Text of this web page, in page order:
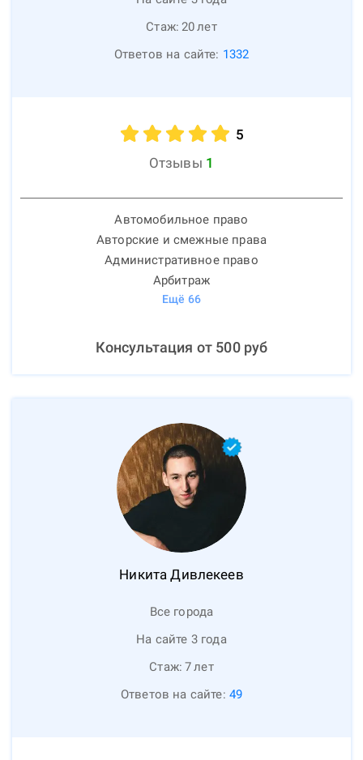
Стаж: 20лет
Ответов на сайте: 1332
5
Отзывы 1
Автомобильное право
Авторские и смежные права
Административное право
Арбитраж
Ещё 66
Консультация от 500руб
Никита Дивлекеев
Все города
На сайте 3 года
Стаж: 7лет
Ответов на сайте: 49